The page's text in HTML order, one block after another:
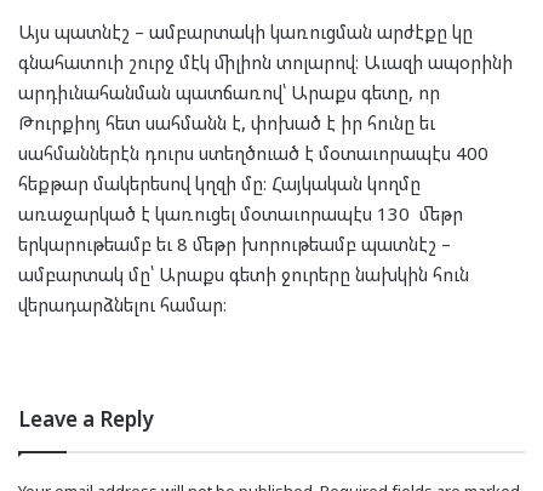
Այս պատնէշ – ամբարտակի կառուցման արժէքը կը
գնահատուի շուրջ մէկ միլիոն տոլարով։ Աւազի ապօրինի
արդիւնահանման պատճառով՝ Արաքս գետը, որ
Թուրքիոյ հետ սահմանն է, փոխած է իր հունը եւ
սահմաններէն դուրս ստեղծուած է մօտաւորապէս 400
հեքթար մակերեսով կղզի մը։ Հայկական կողմը
առաջարկած է կառուցել մօտաւորապէս 130 մեթր
երկարութեամբ եւ 8 մեթր խորութեամբ պատնէշ –
ամբարտակ մը՝ Արաքս գետի ջուրերը նախկին հուն
վերադարձնելու համար։
Leave a Reply